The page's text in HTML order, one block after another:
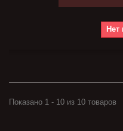
Нет
Показано 1 - 10 из 10 товаров